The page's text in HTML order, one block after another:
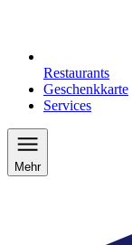
Restaurants
Geschenkkarte
Services
Mehr